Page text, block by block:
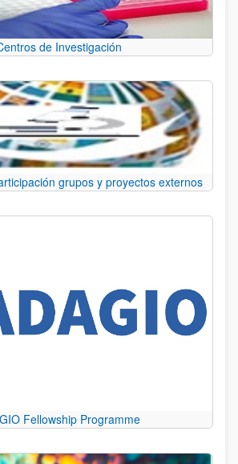
de Investigación
grupos y proyectos externos
Fellowship Programme